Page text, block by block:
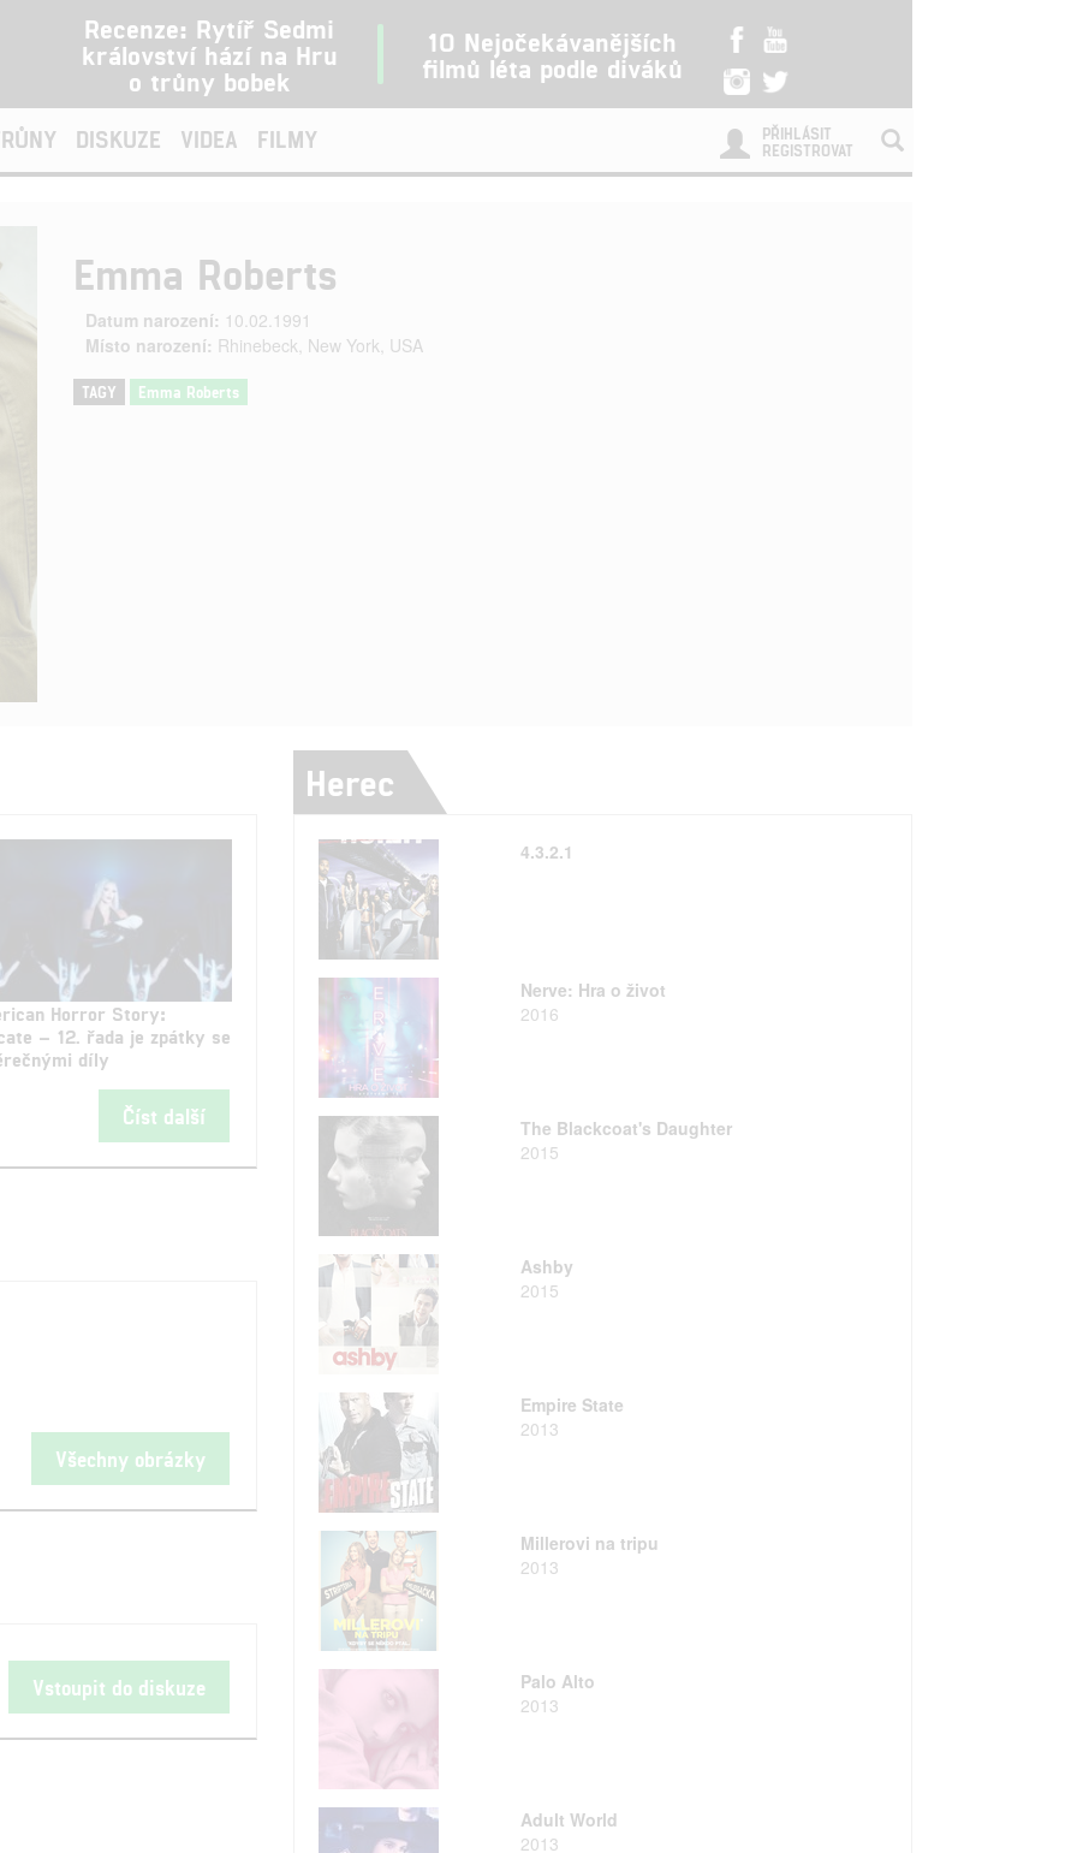
Recenze: Rytíř Sedmi
království hází na Hru
o trůny bobek
10 Nejočekávanějších
filmů léta podle diváků
DISKUZE VIDEA FILMY
PŘIHLÁSIT
REGISTROVAT
Emma Roberts
Datum narození: 10.02.1991
Místo narození: Rhinebeck, New York, USA
TAGY Emma Roberts
Horror Story:
– 12. řada je zpátky se
díly
Číst další
Všechny obrázky
Vstoupit do diskuze
Herec
4.3.2.1
Nerve: Hra o život
2016
The Blackcoat's Daughter
2015
Ashby
2015
Empire State
2013
Millerovi na tripu
2013
Palo Alto
2013
Adult World
2013